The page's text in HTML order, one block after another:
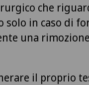
che
solo in caso di
una
il proprio